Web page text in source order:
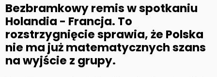
Bezbramkowy remis w spotkaniu
Holandia - Francja. To
rozstrzygnięcie sprawia, że Polska
nie ma już matematycznych szans
na wyjście z grupy.